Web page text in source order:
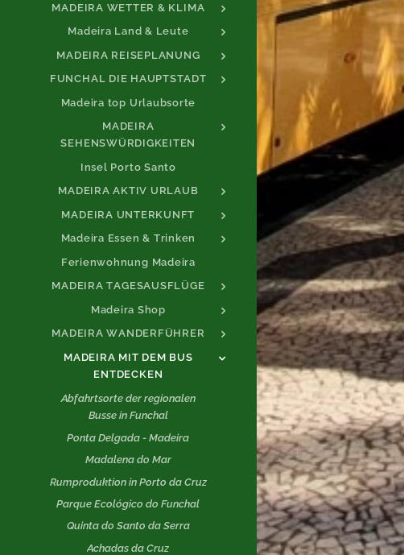
MADEIRA WETTER & KLIMA
Madeira Land & Leute
MADEIRA REISEPLANUNG
FUNCHAL DIE HAUPTSTADT
Madeira top Urlaubsorte
MADEIRA
SEHENSWÜRDIGKEITEN
Insel Porto Santo
MADEIRA AKTIV URLAUB
MADEIRA UNTERKUNFT
Madeira Essen & Trinken
Ferienwohnung Madeira
MADEIRA TAGESAUSFLÜGE
Madeira Shop
MADEIRA WANDERFÜHRER
MADEIRA MIT DEM BUS
ENTDECKEN
Abfahrtsorte der regionalen
Busse in Funchal
Ponta Delgada - Madeira
Madalena do Mar
Rumproduktion in Porto da Cruz
Parque Ecológico do Funchal
Quinta do Santo da Serra
Achadas da Cruz